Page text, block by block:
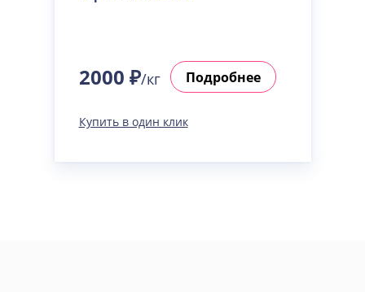
2000 ₽/кг Подробнее
Купить в один клик